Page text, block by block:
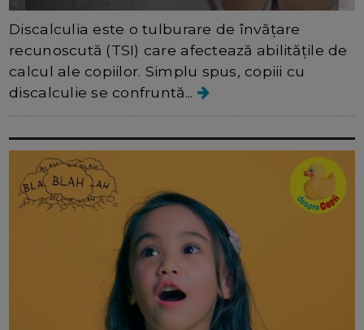
Discalculia este o tulburare de învățare
recunoscută (TSI) care afectează abilitățile de
calcul ale copiilor. Simplu spus, copiii cu
discalculie se confruntă...